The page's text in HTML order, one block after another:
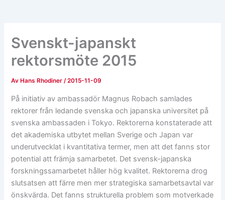
Svenskt-japanskt
rektorsmöte 2015
Av Hans Rhodiner/2015-11-09
På initiativ av ambassadör Magnus Robach samlades
rektorer från ledande svenska och japanska universitet på
svenska ambassaden i Tokyo. Rektorerna konstaterade att
det akademiska utbytet mellan Sverige och Japan var
underutvecklat i kvantitativa termer, men att det fanns stor
potential att främja samarbetet. Det svensk-japanska
forskningssamarbetet håller hög kvalitet. Rektorerna drog
slutsatsen att färre men mer strategiska samarbetsavtal var
önskvärda. Det fanns strukturella problem som motverkade